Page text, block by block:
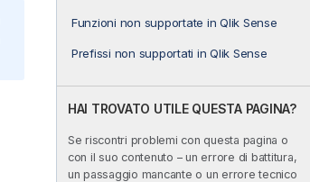
Funzioni non supportate in Qlik Sense
Prefissi non supportati in Qlik Sense
HAI TROVATO UTILE QUESTA PAGINA?
Se riscontri problemi con questa pagina o
con il suo contenuto – un errore di battitura,
un passaggio mancante o un errore tecnico